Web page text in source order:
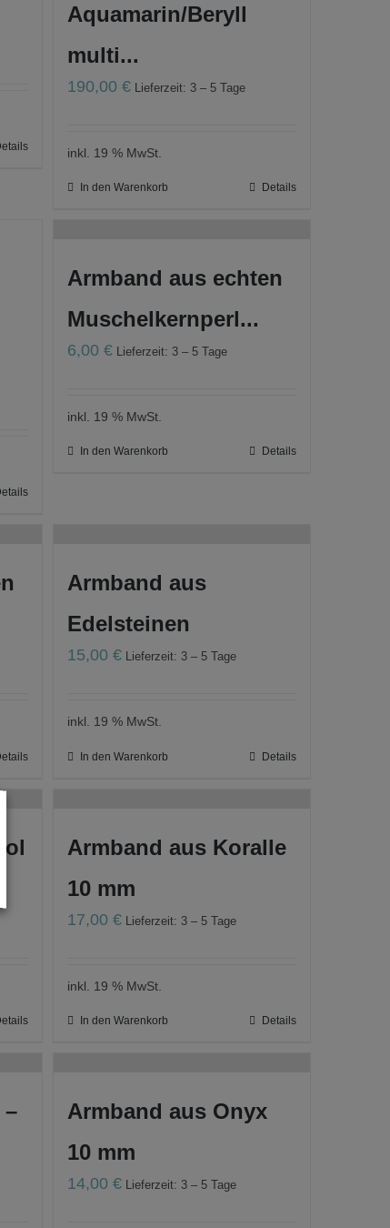
Aquamarin/Beryll
multi...
190,00€ Lieferzeit: 3 – 5 Tage
inkl. 19 % MwSt.
In den Warenkorb Details
Armband aus echten
Muschelkernperl...
6,00€ Lieferzeit: 3 – 5 Tage
inkl. 19 % MwSt.
In den Warenkorb Details
Armband aus
Edelsteinen
15,00€ Lieferzeit: 3 – 5 Tage
inkl. 19 % MwSt.
In den Warenkorb Details
Armband aus Koralle
10 mm
17,00€ Lieferzeit: 3 – 5 Tage
inkl. 19 % MwSt.
In den Warenkorb Details
Armband aus Onyx
10 mm
14,00€ Lieferzeit: 3 – 5 Tage